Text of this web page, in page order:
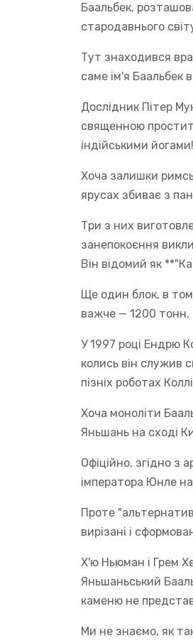
Баальбек,
стародавнього
Тут знаходився
саме ім'я Баальбек
Дослідник Пітер
священною
індійськими йогами!
Хоча залишки
ярусах збиває з
Три з них
занепокоєння
Він відомий як
Ще один блок, в
важче — 1200 тонн.
У 1997 році Ендрю
колись він служив
пізніх роботах
Хоча моноліти
Яньшань на сході
Офіційно, згідно з
імператора Юнле
Проте
вирізані і
Х'ю Ньюман і Грем
Яньшаньський
каменю не
Ми не знаємо, як